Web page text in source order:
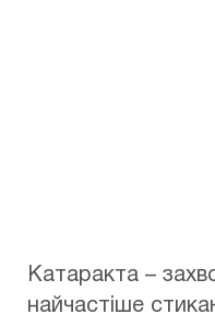
Катаракта –
найчастіше